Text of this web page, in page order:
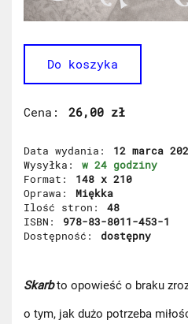
Do koszyka
Cena 26,00 zł
Data wydania
12 marca
Wysyłka
w 24 godziny
Format
148 x 210
Oprawa
Miękka
Ilość stron
48
ISBN
978-83-8011-453-1
Dostępność
dostępny
Skarbto opowieść o braku
o tym, jak dużo potrzeba